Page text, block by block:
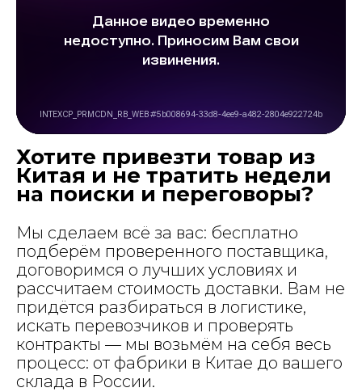
Хотите привезти товар из
Китая и не тратить недели
на поиски и переговоры?
Мы сделаем всё за вас: бесплатно
подберём проверенного поставщика,
договоримся о лучших условиях и
рассчитаем стоимость доставки. Вам не
придётся разбираться в логистике,
искать перевозчиков и проверять
контракты — мы возьмём на себя весь
процесс: от фабрики в Китае до вашего
склада в России.